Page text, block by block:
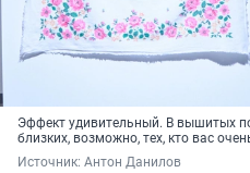
Эффект удивительный. В вышитых
близких, возможно, тех, кто вас
Источник: Антон Данилов